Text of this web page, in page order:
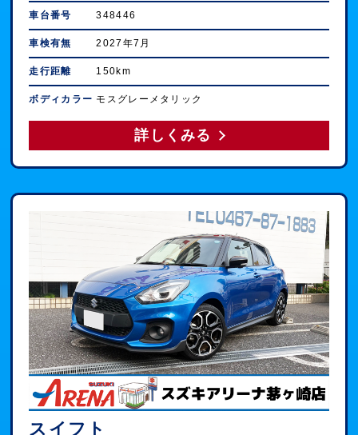
車台番号 348446
車検有無 2027年7月
走行距離 150km
ボディカラー モスグレーメタリック
詳しくみる
スイフト